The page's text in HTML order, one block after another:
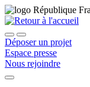
Déposer un projet
Espace presse
Nous rejoindre